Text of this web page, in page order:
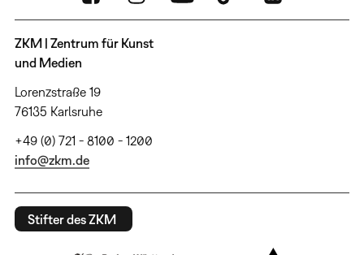
ZKM | Zentrum für Kunst
und Medien
Lorenzstraße 19
76135 Karlsruhe
+49 (0) 721 - 8100 - 1200
info@zkm.de
Stifter des ZKM